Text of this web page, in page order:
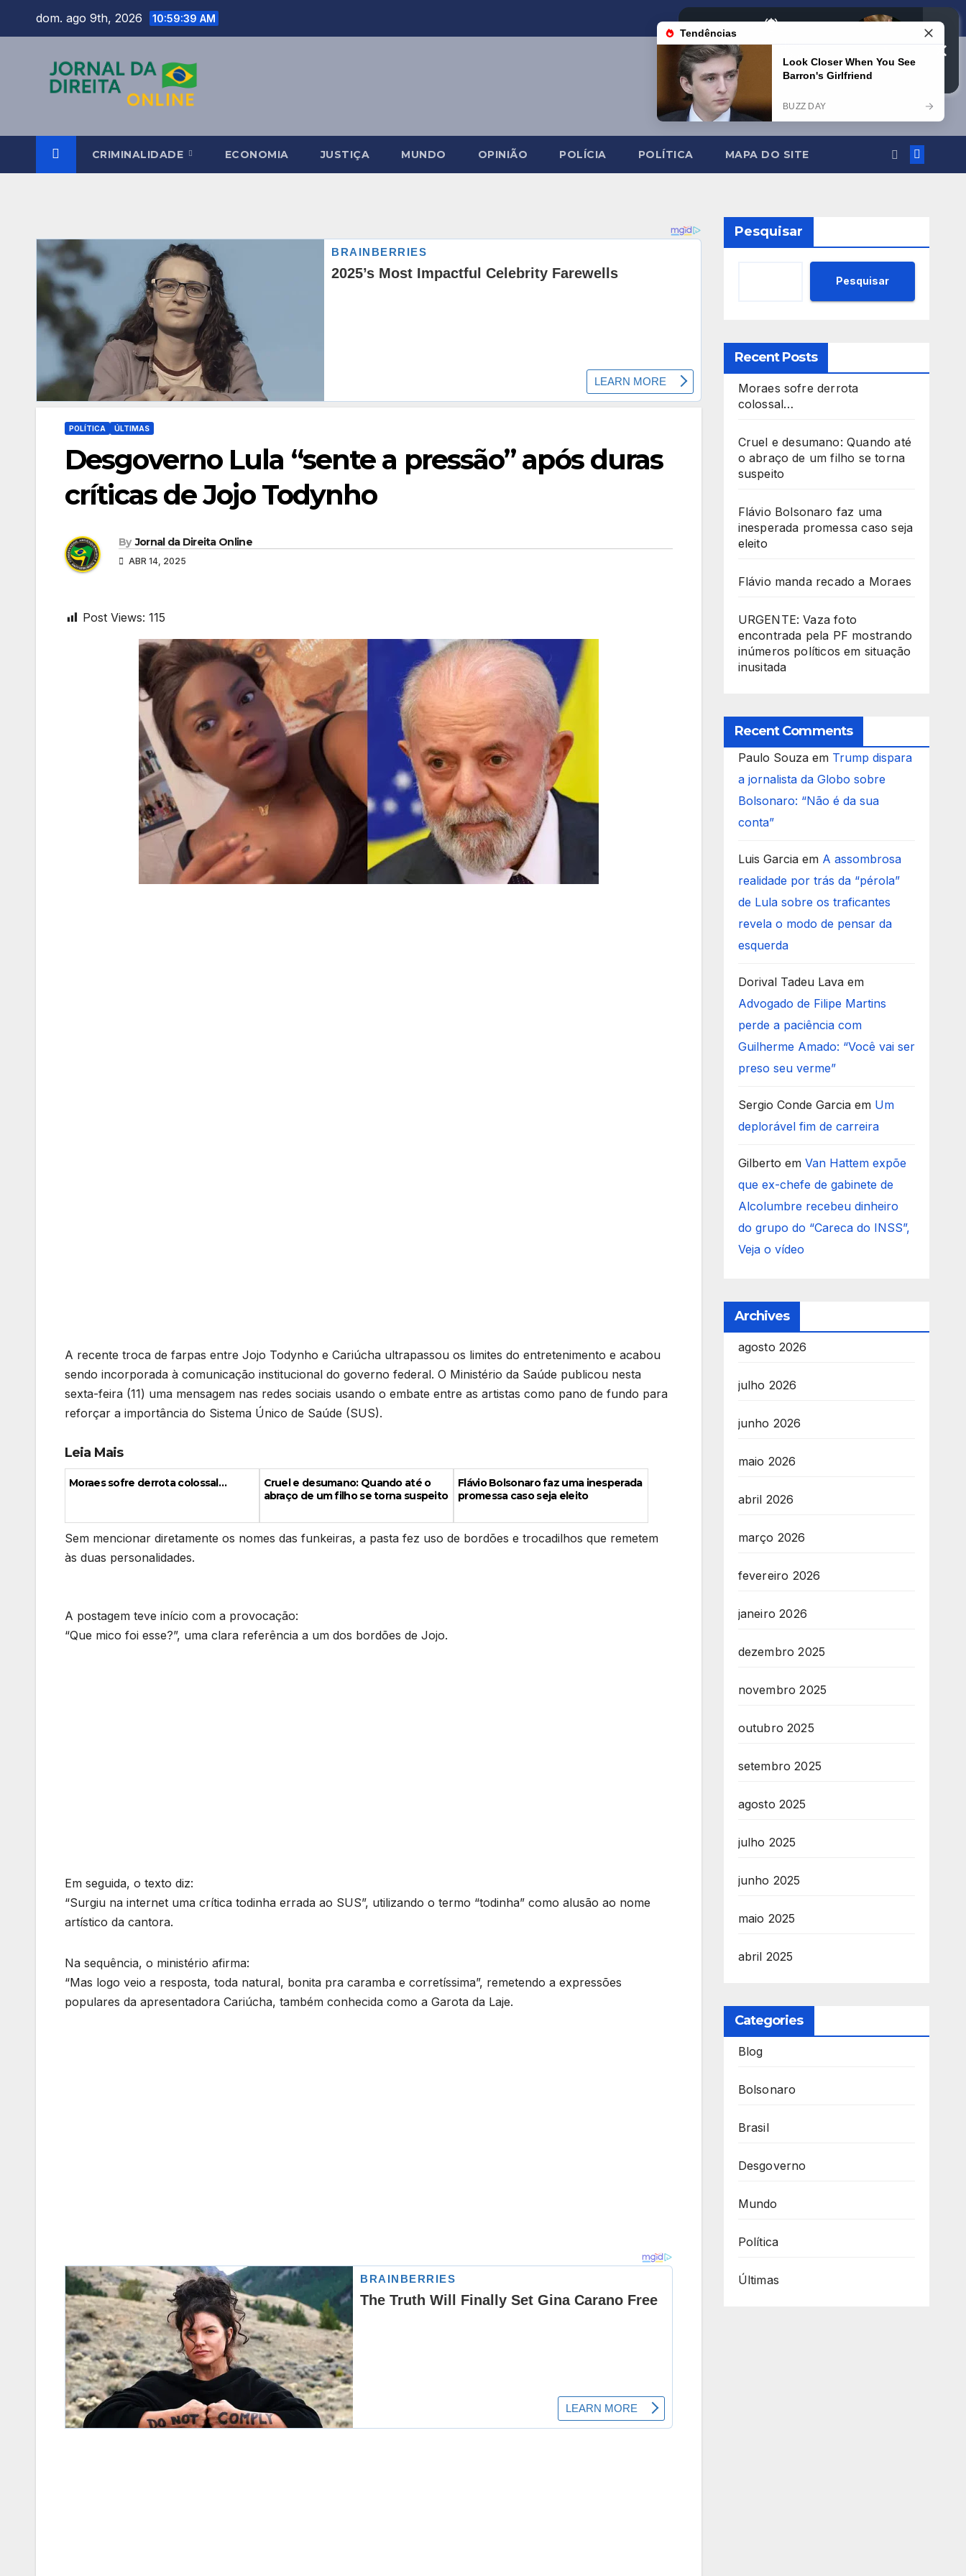
dom. ago 9th, 2026 10:59:40 AM
CRIMINALIDADE ECONOMIA JUSTIÇA MUNDO OPINIÃO POLÍCIA POLÍTICA MAPA DO SITE
POLÍTICA ÚLTIMAS
Desgoverno Lula “sente a pressão” após duras
críticas de Jojo Todynho
By Jornal da Direita Online
ABR 14, 2025
Post Views: 115
A recente troca de farpas entre Jojo Todynho e Cariúcha ultrapassou os limites do entretenimento e acabou
sendo incorporada à comunicação institucional do governo federal. O Ministério da Saúde publicou nesta
sexta-feira (11) uma mensagem nas redes sociais usando o embate entre as artistas como pano de fundo para
reforçar a importância do Sistema Único de Saúde (SUS).
Leia Mais
Moraes sofre derrota colossal…
Cruel e desumano: Quando até o
abraço de um filho se torna suspeito
Flávio Bolsonaro faz uma inesperada
promessa caso seja eleito
Sem mencionar diretamente os nomes das funkeiras, a pasta fez uso de bordões e trocadilhos que remetem
às duas personalidades.
A postagem teve início com a provocação:
“Que mico foi esse?”, uma clara referência a um dos bordões de Jojo.
Em seguida, o texto diz:
“Surgiu na internet uma crítica todinha errada ao SUS”, utilizando o termo “todinha” como alusão ao nome
artístico da cantora.
Na sequência, o ministério afirma:
“Mas logo veio a resposta, toda natural, bonita pra caramba e corretíssima”, remetendo a expressões
populares da apresentadora Cariúcha, também conhecida como a Garota da Laje.
Pesquisar
Pesquisar
Recent Posts
Moraes sofre derrota
colossal…
Cruel e desumano: Quando até
o abraço de um filho se torna
suspeito
Flávio Bolsonaro faz uma
inesperada promessa caso seja
eleito
Flávio manda recado a Moraes
URGENTE: Vaza foto
encontrada pela PF mostrando
inúmeros políticos em situação
inusitada
Recent Comments
Paulo Souzaem Trump dispara
a jornalista da Globo sobre
Bolsonaro: “Não é da sua
conta”
Luis Garciaem A assombrosa
realidade por trás da “pérola”
de Lula sobre os traficantes
revela o modo de pensar da
esquerda
Dorival Tadeu Lavaem
Advogado de Filipe Martins
perde a paciência com
Guilherme Amado: “Você vai ser
preso seu verme”
Sergio Conde Garciaem Um
deplorável fim de carreira
Gilberto em Van Hattem expõe
que ex-chefe de gabinete de
Alcolumbre recebeu dinheiro
do grupo do “Careca do INSS”,
Veja o vídeo
Archives
agosto 2026
julho 2026
junho 2026
maio 2026
abril 2026
março 2026
fevereiro 2026
janeiro 2026
dezembro 2025
novembro 2025
outubro 2025
setembro 2025
agosto 2025
julho 2025
junho 2025
maio 2025
abril 2025
Categories
Blog
Bolsonaro
Brasil
Desgoverno
Mundo
Política
Últimas